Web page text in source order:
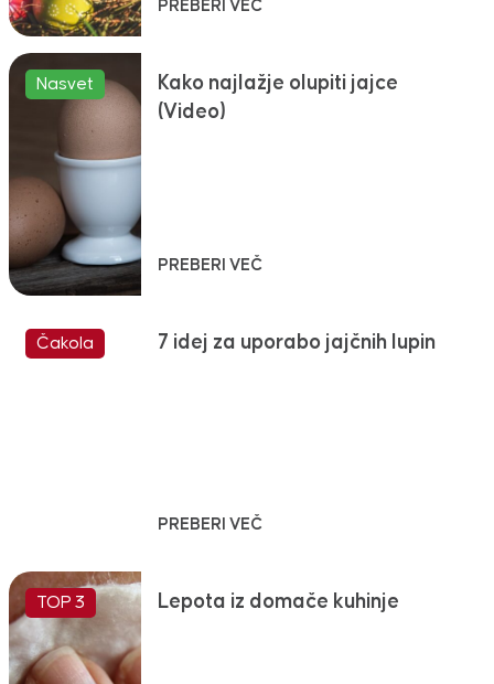
PREBERI VEČ
Nasvet
Kako najlažje olupiti jajce
(Video)
PREBERI VEČ
Čakola 7 idej za uporabo jajčnih lupin
PREBERI VEČ
TOP 3 Lepota iz domače kuhinje